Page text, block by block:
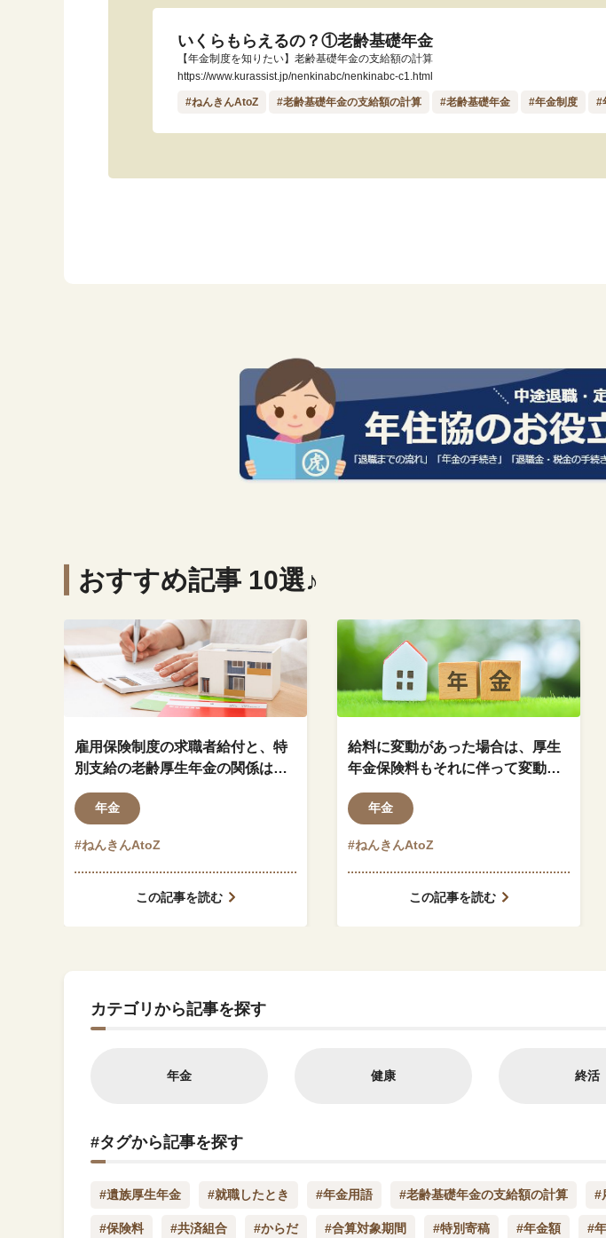
いくらもらえるの？①老齢基礎年金
【年金制度を知りたい】老齢基礎年金の支給額の計算
https://www.kurassist.jp/nenkinabc/nenkinabc-c1.html
#ねんきんAtoZ #老齢基礎年金の支給額の計算 #老齢基礎年金 #年金制度 #
おすすめ記事 10選♪
雇用保険制度の求職者給付と、特
別支給の老齢厚生年金の関係はど
のようになっているのでしょう
か？年金
#ねんきんAtoZ
この記事を読む
給料に変動があった場合は、厚生
年金保険料もそれに伴って変動し
ますか？
年金
#ねんきんAtoZ
この記事を読む
カテゴリから記事を探す
年金 健康 終活
#タグから記事を探す
#遺族厚生年金 #就職したとき #年金用語 #老齢基礎年金の支給額の計算 #
#保険料 #共済組合 #からだ #合算対象期間 #特別寄稿 #年金額 #